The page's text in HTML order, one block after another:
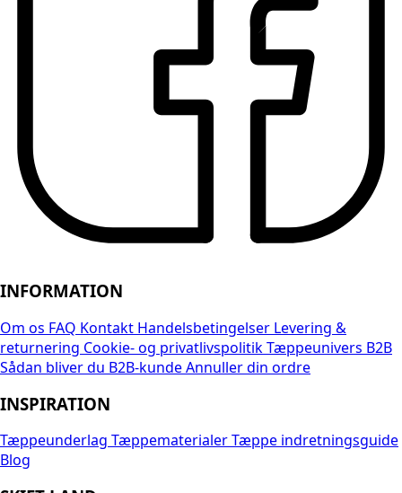
INFORMATION
Om os FAQ Kontakt Handelsbetingelser Levering &
returnering Cookie- og privatlivspolitikTæppeunivers B2B
Sådan bliver du B2B-kundeAnnuller din ordre
INSPIRATION
Tæppeunderlag TæppematerialerTæppe indretningsguide
Blog